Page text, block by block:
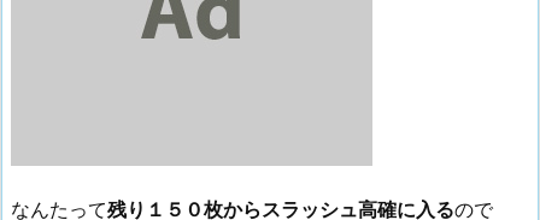
なんたって残り１５０枚からスラッシュ高確に入るので